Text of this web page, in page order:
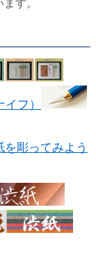
す。
フ）
を彫ってみよう